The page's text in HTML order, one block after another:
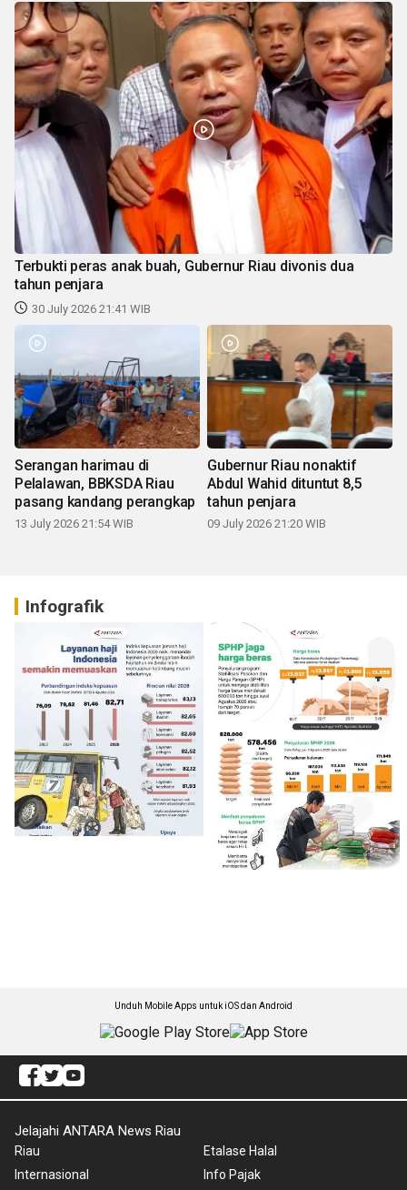
Terbukti peras anak buah, Gubernur Riau divonis dua
tahun penjara
30 July 2026 21:41 WIB
Serangan harimau di
Pelalawan, BBKSDA Riau
pasang kandang perangkap
13 July 2026 21:54 WIB
Gubernur Riau nonaktif
Abdul Wahid dituntut 8,5
tahun penjara
09 July 2026 21:20 WIB
Infografik
Unduh Mobile Apps untuk iOS dan Android
Jelajahi ANTARA News Riau
Riau
Internasional
Etalase Halal
Info Pajak